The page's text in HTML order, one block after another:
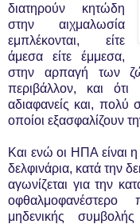
διατηρούν κητώδη
στην αιχμαλωσία
εμπλέκονται, είτε
άμεσα είτε έμμεσα,
στην αρπαγή των
περιβάλλον, και ότι
αδιαφανείς και, πολύ
οποίοι εξασφαλίζουν
Και ενώ οι ΗΠΑ είναι
δελφινάρια, κατά την
αγωνίζεται για την
οφθαλμοφανέστερο
μηδενικής